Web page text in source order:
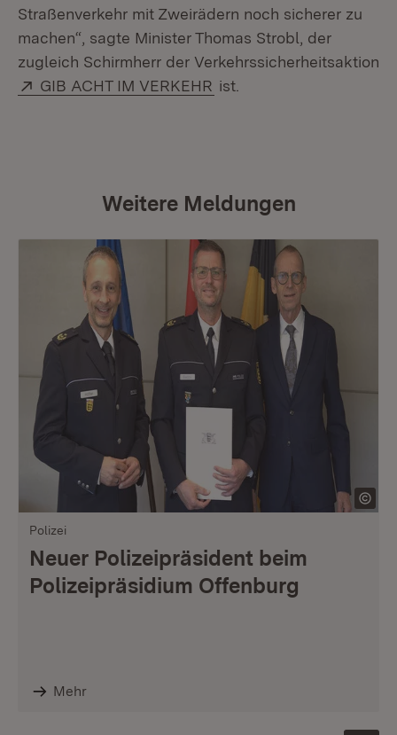
Straßenverkehr mit Zweirädern noch sicherer zu
machen“, sagte Minister Thomas Strobl, der
zugleich Schirmherr der Verkehrssicherheitsaktion
Extern:
GIB ACHT IM VERKEHR (Öffnet in neuem
ist.
Weitere Meldungen
Polizei
Neuer Polizeipräsident beim
Polizeipräsidium Offenburg
Mehr